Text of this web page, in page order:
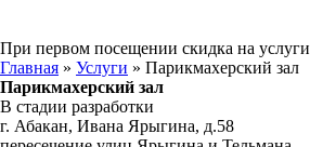
При первом посещении скидка на услуги
Главная » Услуги » Парикмахерский зал
Парикмахерский зал
В стадии разработки
г. Абакан, Ивана Ярыгина, д.58